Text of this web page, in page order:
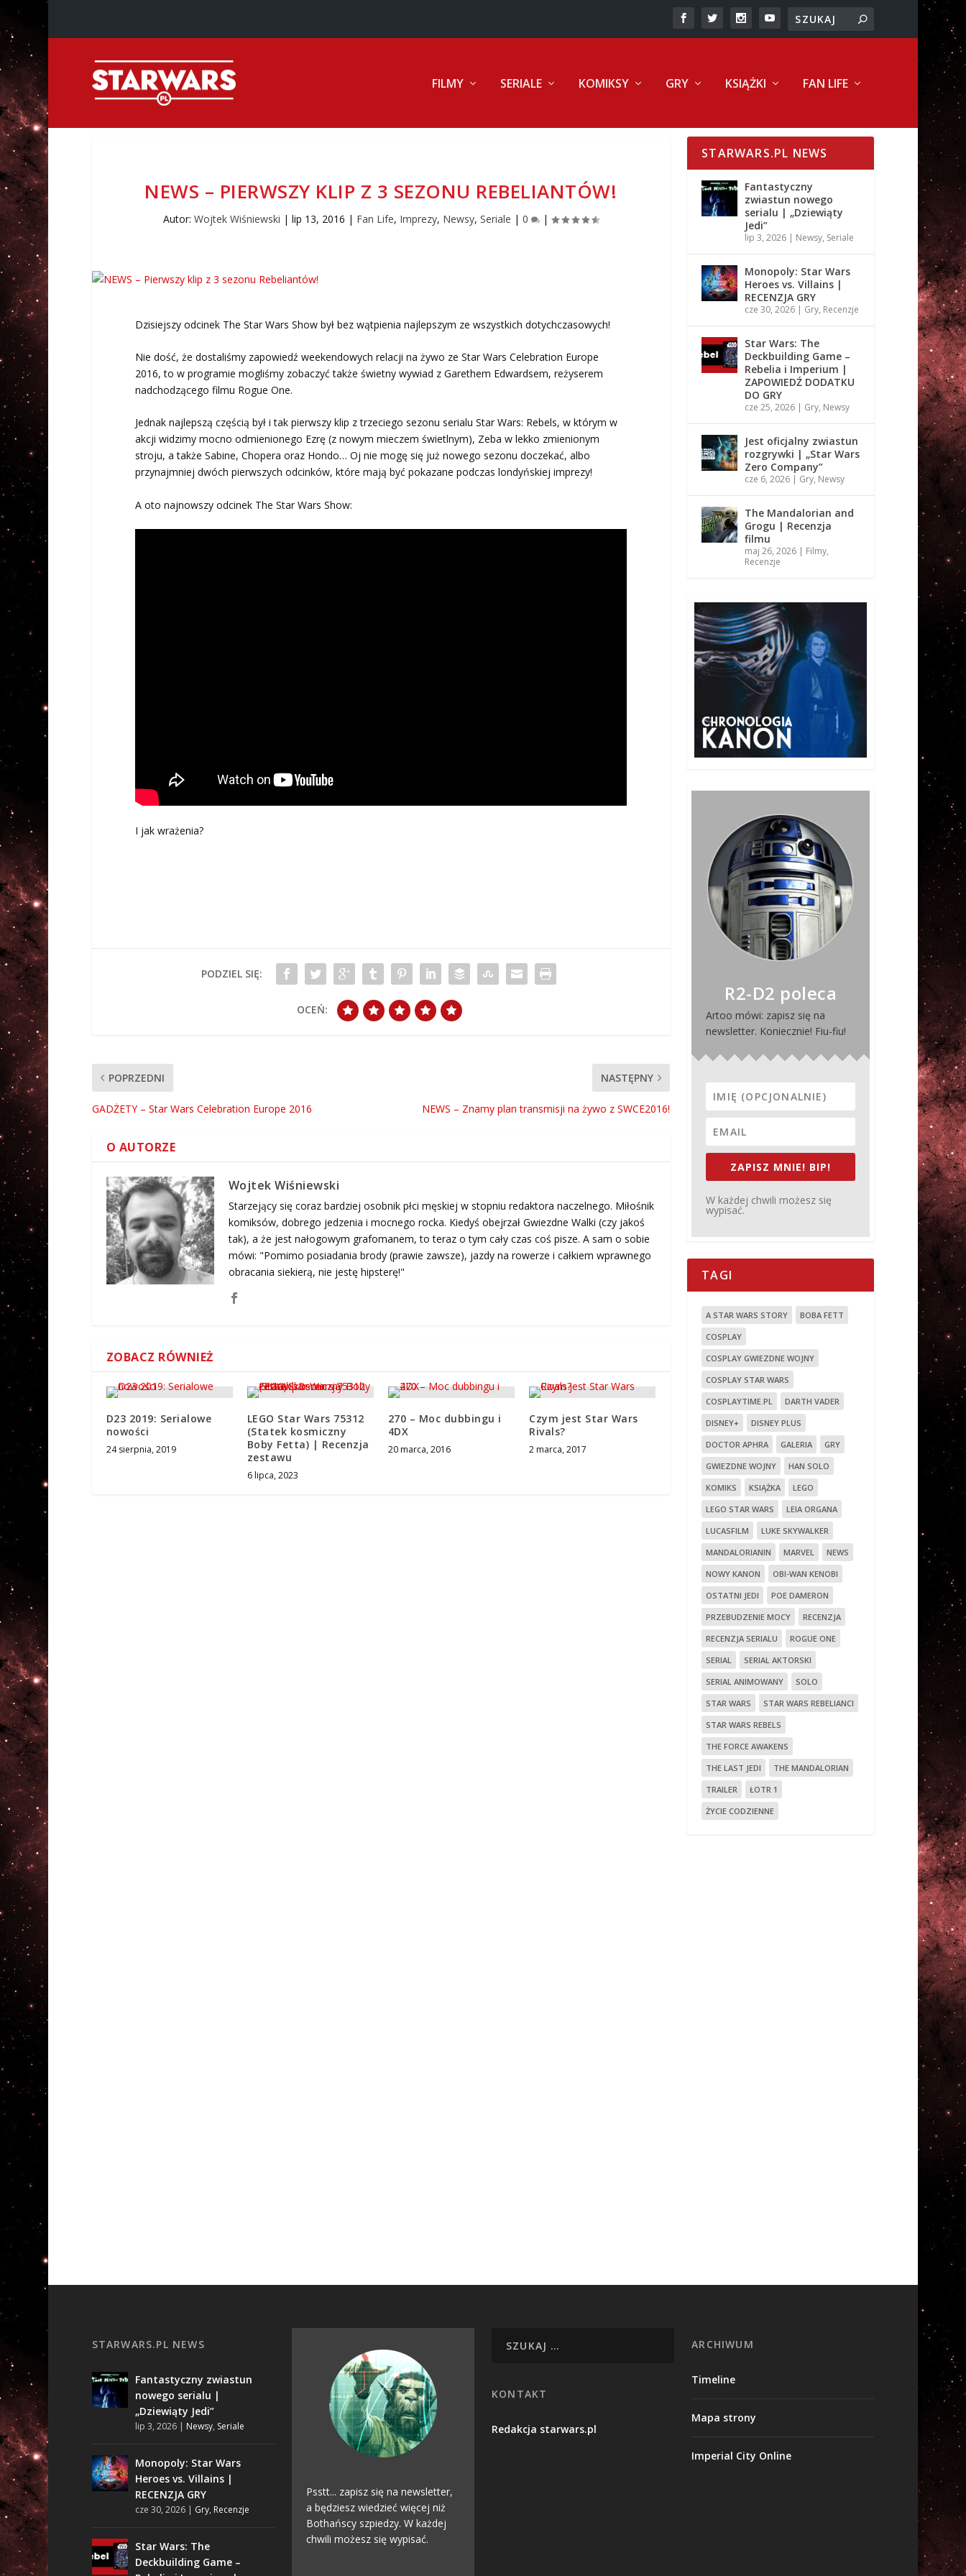
FILMY SERIALE KOMIKSY GRY KSIĄŻKI FAN LIFE
NEWS – PIERWSZY KLIP Z 3 SEZONU REBELIANTÓW!
Autor: Wojtek Wiśniewski | lip 13, 2016 | Fan Life, Imprezy, Newsy, Seriale | 0 |
Dzisiejszy odcinek The Star Wars Show był bez wątpienia najlepszym ze wszystkich dotychczasowych!
Nie dość, że dostaliśmy zapowiedź weekendowych relacji na żywo ze Star Wars Celebration Europe
2016, to w programie mogliśmy zobaczyć także świetny wywiad z Garethem Edwardsem, reżyserem
nadchodzącego filmu Rogue One.
Jednak najlepszą częścią był i tak pierwszy klip z trzeciego sezonu serialu Star Wars: Rebels, w którym w
akcji widzimy mocno odmienionego Ezrę (z nowym mieczem świetlnym), Zeba w lekko zmienionym
stroju, a także Sabine, Chopera oraz Hondo… Oj nie mogę się już nowego sezonu doczekać, albo
przynajmniej dwóch pierwszych odcinków, które mają być pokazane podczas londyńskiej imprezy!
A oto najnowszy odcinek The Star Wars Show:
I jak wrażenia?
PODZIEL SIĘ:
OCEŃ:
POPRZEDNI
GADŻETY – Star Wars Celebration Europe 2016
NASTĘPNY
NEWS – Znamy plan transmisji na żywo z SWCE2016!
O AUTORZE
Wojtek Wiśniewski
Starzejący się coraz bardziej osobnik płci męskiej w stopniu redaktora naczelnego. Miłośnik
komiksów, dobrego jedzenia i mocnego rocka. Kiedyś obejrzał Gwiezdne Walki (czy jakoś
tak), a że jest nałogowym grafomanem, to teraz o tym cały czas coś pisze. A sam o sobie
mówi: "Pomimo posiadania brody (prawie zawsze), jazdy na rowerze i całkiem wprawnego
obracania siekierą, nie jestę hipsterę!"
ZOBACZ RÓWNIEŻ
D23 2019: Serialowe
nowości
24 sierpnia, 2019
LEGO Star Wars 75312
(Statek kosmiczny
Boby Fetta) | Recenzja
zestawu
6 lipca, 2023
270 – Moc dubbingu i
4DX
20 marca, 2016
Czym jest Star Wars
Rivals?
2 marca, 2017
STARWARS.PL NEWS
Fantastyczny
zwiastun nowego
serialu | „Dziewiąty
Jedi”
lip 3, 2026 | Newsy, Seriale
Monopoly: Star Wars
Heroes vs. Villains |
RECENZJA GRY
cze 30, 2026 | Gry, Recenzje
Star Wars: The
Deckbuilding Game –
Rebelia i Imperium |
ZAPOWIEDŹ DODATKU
DO GRY
cze 25, 2026 | Gry, Newsy
Jest oficjalny zwiastun
rozgrywki | „Star Wars
Zero Company”
cze 6, 2026 | Gry, Newsy
The Mandalorian and
Grogu | Recenzja
filmu
maj 26, 2026 | Filmy,
Recenzje
R2-D2 poleca
Artoo mówi: zapisz się na
newsletter. Koniecznie! Fiu-fiu!
ZAPISZ MNIE! BIP!
W każdej chwili możesz się
wypisać.
TAGI
A STAR WARS STORY
BOBA FETT
COSPLAY
COSPLAY GWIEZDNE WOJNY
COSPLAY STAR WARS
COSPLAYTIME.PL
DARTH VADER
DISNEY+
DISNEY PLUS
DOCTOR APHRA
GALERIA
GRY
GWIEZDNE WOJNY
HAN SOLO
KOMIKS
KSIĄŻKA
LEGO
LEGO STAR WARS
LEIA ORGANA
LUCASFILM
LUKE SKYWALKER
MANDALORIANIN
MARVEL
NEWS
NOWY KANON
OBI-WAN KENOBI
OSTATNI JEDI
POE DAMERON
PRZEBUDZENIE MOCY
RECENZJA
RECENZJA SERIALU
ROGUE ONE
SERIAL
SERIAL AKTORSKI
SERIAL ANIMOWANY
SOLO
STAR WARS
STAR WARS REBELIANCI
STAR WARS REBELS
THE FORCE AWAKENS
THE LAST JEDI
THE MANDALORIAN
TRAILER
ŁOTR 1
ŻYCIE CODZIENNE
STARWARS.PL NEWS
Fantastyczny zwiastun
nowego serialu |
„Dziewiąty Jedi”
lip 3, 2026| Newsy, Seriale
Monopoly: Star Wars
Heroes vs. Villains |
RECENZJA GRY
cze 30, 2026| Gry, Recenzje
Star Wars: The
Deckbuilding Game –
Psstt... zapisz się na newsletter,
a będziesz wiedzieć więcej niż
Bothańscy szpiedzy. W każdej
chwili możesz się wypisać.
KONTAKT
Redakcja starwars.pl
ARCHIWUM
Timeline
Mapa strony
Imperial City Online